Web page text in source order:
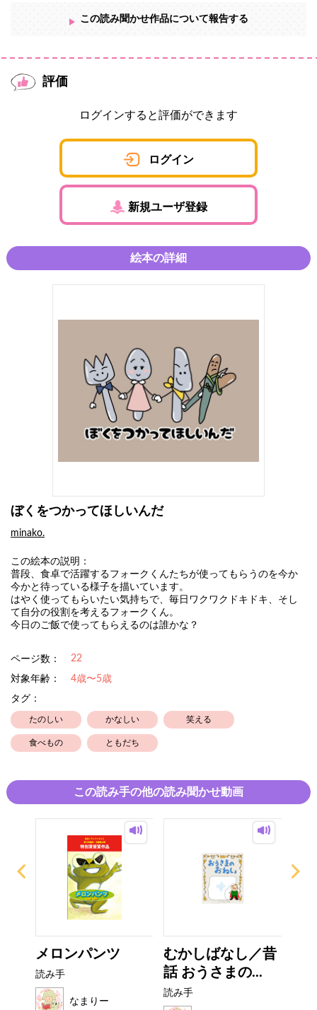
この読み聞かせ作品について報告する
評価
ログインすると評価ができます
ログイン
新規ユーザ登録
絵本の詳細
ぼくをつかってほしいんだ
minako.
この絵本の説明：
普段、食卓で活躍するフォークくんたちが使ってもらうのを今か
今かと待っている様子を描いています。
はやく使ってもらいたい気持ちで、毎日ワクワクドキドキ、そし
て自分の役割を考えるフォークくん。
今日のご飯で使ってもらえるのは誰かな？
ページ数： 22
対象年齢：
4歳〜5歳
タグ：
たのしい かなしい 笑える
食べもの ともだち
この読み手の他の読み聞かせ動画
メロンパンツ
読み手
なまりー
むかしばなし／昔
話 おうさまの...
読み手